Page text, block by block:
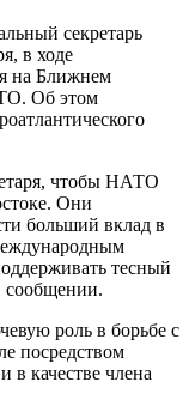
секретарь
в ходе
на Ближнем
Об этом
чтобы НАТО
Они
больший вклад в
тесный
сообщении.
роль в борьбе с
посредством
качестве члена